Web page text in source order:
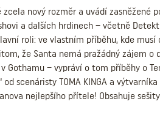
nový rozměr a uvádí zasněžené
a dalších hrdinech – včetně
roli: ve vlastním příběhu, kde
že Santa nemá pražádný zájem o
Gothamu – vypráví o tom příběhy o
od scenáristy TOMA KINGA a
nejlepšího přítele! Obsahuje